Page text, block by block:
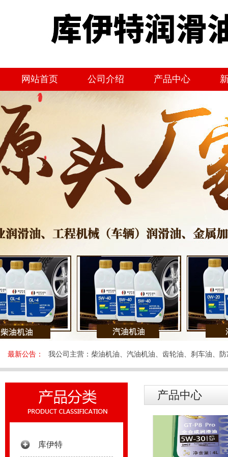
网站首页 公司介绍 产品中心
最新公告： 我公司主营：柴油机油、汽油机油、齿轮油、刹车油、
库伊特
产品中心
库